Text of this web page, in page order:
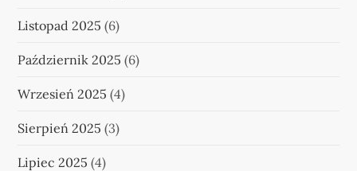
Listopad 2025 (6)
Październik 2025 (6)
Wrzesień 2025 (4)
Sierpień 2025 (3)
Lipiec 2025 (4)